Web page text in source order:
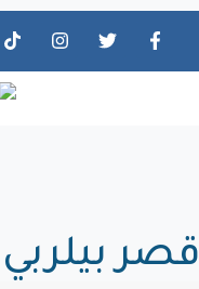
قصر بيلربي